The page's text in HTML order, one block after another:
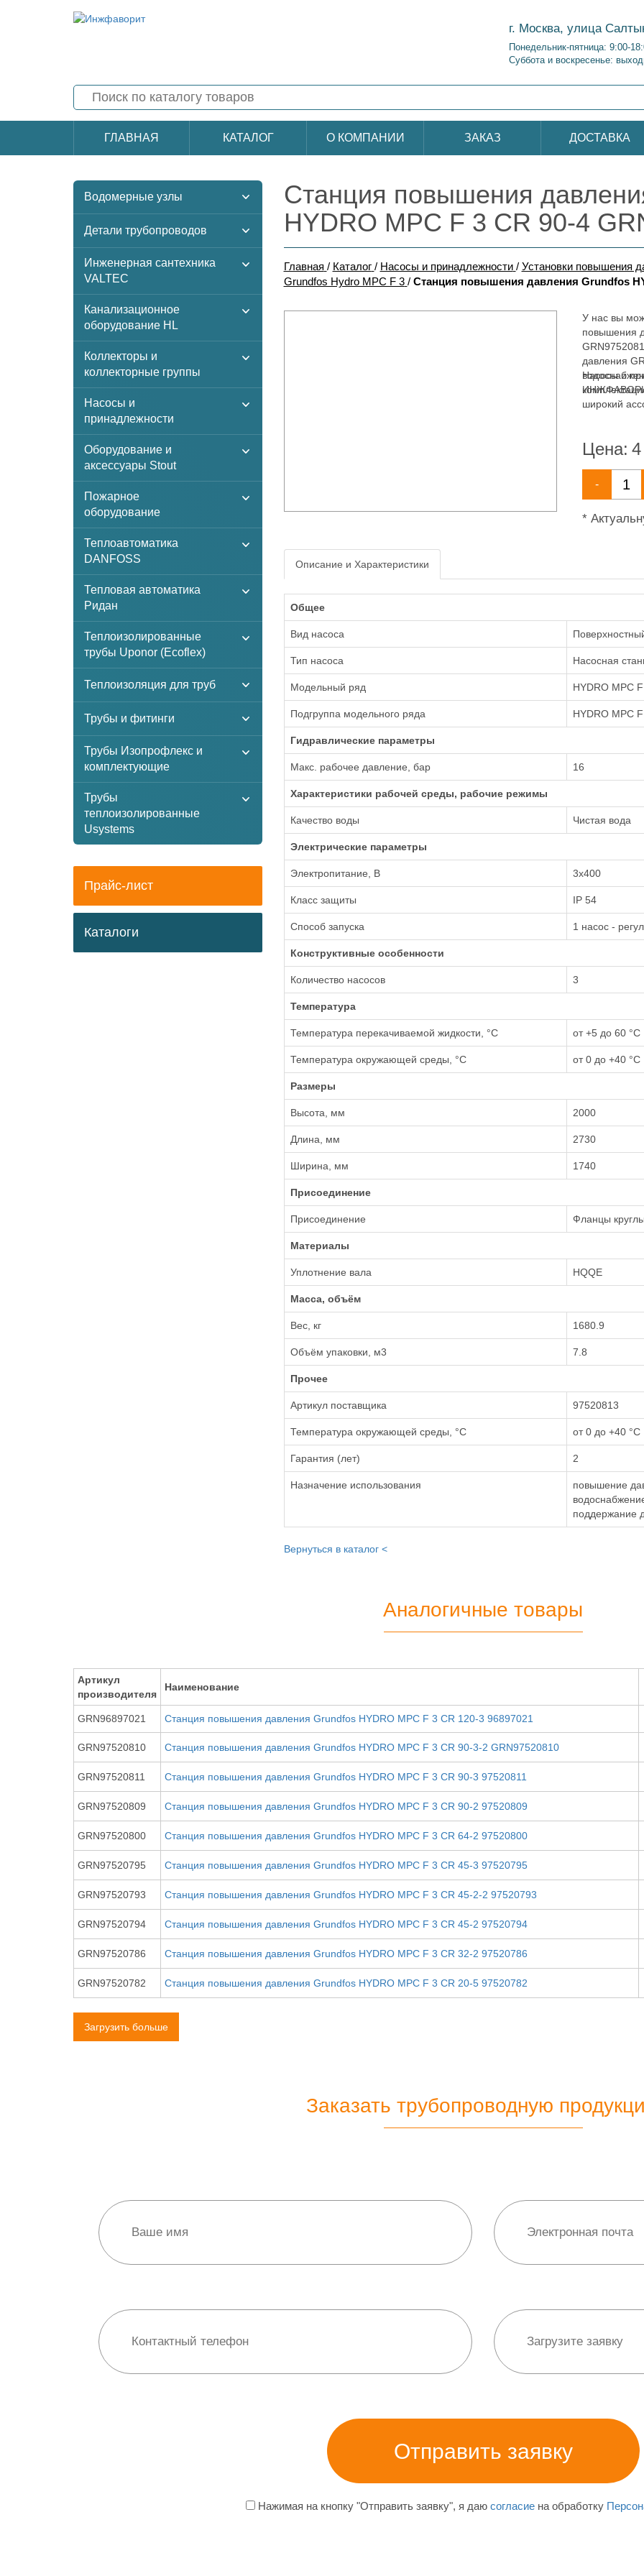
г. Москва, улица
Понедельник-пятница: 9:00-
Суббота и воскресенье:
ГЛАВНАЯ КАТАЛОГ О КОМПАНИИ ЗАКАЗ ДОСТАВКА
Водомерные узлы
Детали трубопроводов
Инженерная сантехника
VALTEC
Канализационное
оборудование HL
Коллекторы и
коллекторные группы
Насосы и
принадлежности
Оборудование и
аксессуары Stout
Пожарное
оборудование
Теплоавтоматика
DANFOSS
Тепловая автоматика
Ридан
Теплоизолированные
трубы Uponor (Ecoflex)
Теплоизоляция для труб
Трубы и фитинги
Трубы Изопрофлекс и
комплектующие
Трубы
теплоизолированные
Usystems
Прайс-лист
Каталоги
Станция повышения
HYDRO MPC F 3 CR 90-4
Главная / Каталог / Насосы и принадлежности / Установки повышения
Grundfos Hydro MPC F 3 / Станция повышения давления Grundfos
У нас вы
повышения
давления
широкий
Насосы и
Цена:
-
*
Описание и Характеристики
Общее
Вид насоса
Тип насоса Насосная
Модельный ряд HYDRO MPC F
Подгруппа модельного ряда HYDRO MPC
Гидравлические параметры
Макс. рабочее давление, бар 16
Xарактеристики рабочей среды, рабочие режимы
Качество воды Чистая вода
Электрические параметры
Электропитание, В 3х400
Класс защиты IP 54
Способ запуска 1 насос -
Конструктивные особенности
Количество насосов 3
Температура
Температура перекачиваемой жидкости, °С от +5 до 60 °С
Температура окружающей среды, °С от 0 до +40 °С
Размеры
Высота, мм 2000
Длина, мм 2730
Ширина, мм 1740
Присоединение
Присоединение Фланцы
Материалы
Уплотнение вала HQQE
Масса, объём
Вес, кг 1680.9
Объём упаковки, м3 7.8
Прочее
Артикул поставщика 97520813
Температура окружающей среды, °С от 0 до +40 °С
Гарантия (лет) 2
Назначение использования
повышение
поддержание
Вернуться в каталог <
Аналогичные товары
Артикул
производителя
Наименование
GRN96897021 Станция повышения давления Grundfos HYDRO MPC F 3 CR 120-3 96897021
GRN97520810 Станция повышения давления Grundfos HYDRO MPC F 3 CR 90-3-2 GRN97520810
GRN97520811 Станция повышения давления Grundfos HYDRO MPC F 3 CR 90-3 97520811
GRN97520809 Станция повышения давления Grundfos HYDRO MPC F 3 CR 90-2 97520809
GRN97520800 Станция повышения давления Grundfos HYDRO MPC F 3 CR 64-2 97520800
GRN97520795 Станция повышения давления Grundfos HYDRO MPC F 3 CR 45-3 97520795
GRN97520793 Станция повышения давления Grundfos HYDRO MPC F 3 CR 45-2-2 97520793
GRN97520794 Станция повышения давления Grundfos HYDRO MPC F 3 CR 45-2 97520794
GRN97520786 Станция повышения давления Grundfos HYDRO MPC F 3 CR 32-2 97520786
GRN97520782 Станция повышения давления Grundfos HYDRO MPC F 3 CR 20-5 97520782
Загрузить больше
Заказать трубопроводную
Нажимая на кнопку "Отправить заявку", я даю согласиена обработку